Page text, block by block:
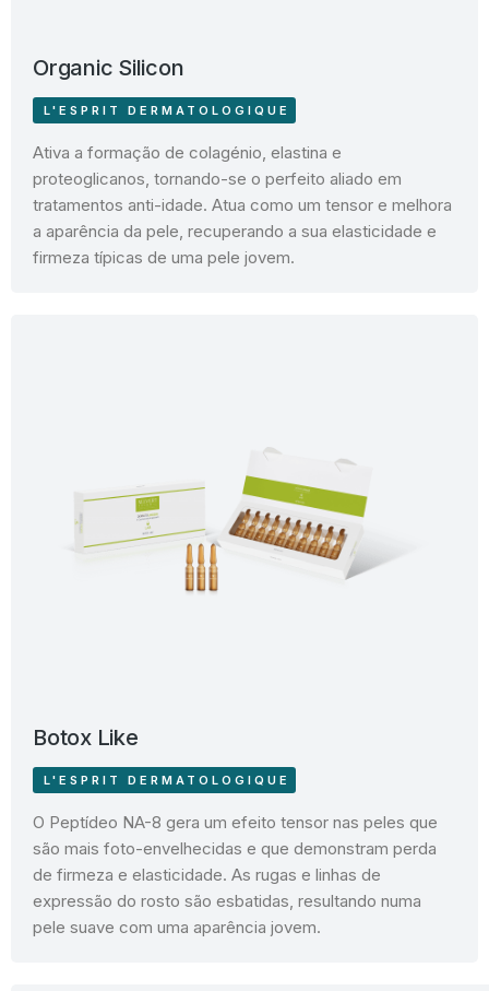
Organic Silicon
L'ESPRIT DERMATOLOGIQUE
Ativa a formação de colagénio, elastina e
proteoglicanos, tornando-se o perfeito aliado em
tratamentos anti-idade. Atua como um tensor e melhora
a aparência da pele, recuperando a sua elasticidade e
firmeza típicas de uma pele jovem.
Botox Like
L'ESPRIT DERMATOLOGIQUE
O Peptídeo NA-8 gera um efeito tensor nas peles que
são mais foto-envelhecidas e que demonstram perda
de firmeza e elasticidade. As rugas e linhas de
expressão do rosto são esbatidas, resultando numa
pele suave com uma aparência jovem.